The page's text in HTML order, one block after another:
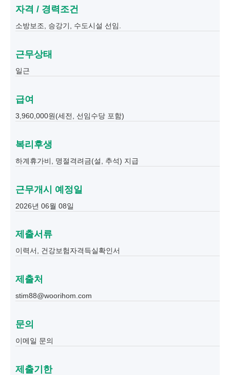
자격 / 경력조건
소방보조, 승강기, 수도시설 선임.
근무상태
일근
급여
3,960,000원(세전, 선임수당 포함)
복리후생
하계휴가비, 명절격려금(설, 추석) 지급
근무개시 예정일
2026년 06월 08일
제출서류
이력서, 건강보험자격득실확인서
제출처
stim88@woorihom.com
문의
이메일 문의
제출기한